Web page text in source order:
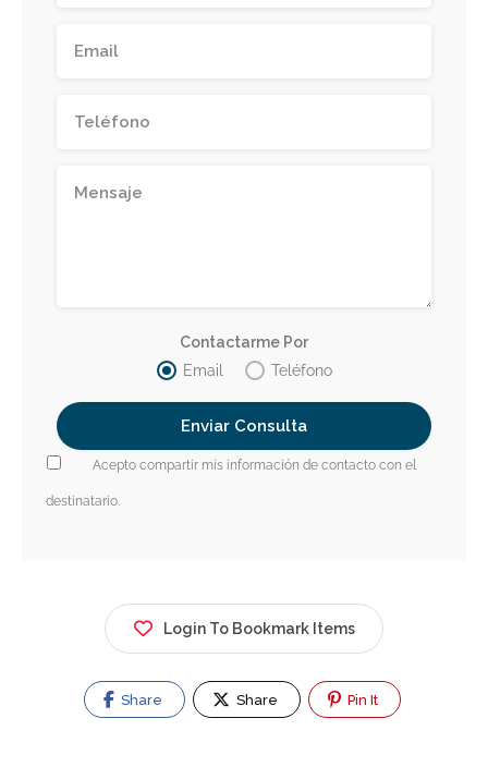
Contactarme Por
Email
Teléfono
Acepto compartir mis información de contacto con el
destinatario.
Login To Bookmark Items
Share Share Pin It